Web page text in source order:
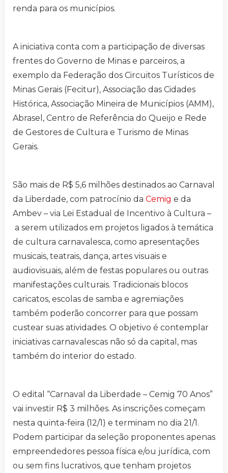
renda para os municípios.
A iniciativa conta com a participação de diversas
frentes do Governo de Minas e parceiros, a
exemplo da Federação dos Circuitos Turísticos de
Minas Gerais (Fecitur), Associação das Cidades
Histórica, Associação Mineira de Municípios (AMM),
Abrasel, Centro de Referência do Queijo e Rede
de Gestores de Cultura e Turismo de Minas
Gerais.
São mais de R$ 5,6 milhões destinados ao Carnaval
da Liberdade, com patrocínio da Cemig e da
Ambev – via Lei Estadual de Incentivo à Cultura –
a serem utilizados em projetos ligados à temática
de cultura carnavalesca, como apresentações
musicais, teatrais, dança, artes visuais e
audiovisuais, além de festas populares ou outras
manifestações culturais. Tradicionais blocos
caricatos, escolas de samba e agremiações
também poderão concorrer para que possam
custear suas atividades. O objetivo é contemplar
iniciativas carnavalescas não só da capital, mas
também do interior do estado.
O edital “Carnaval da Liberdade – Cemig 70 Anos”
vai investir R$ 3 milhões. As inscrições começam
nesta quinta-feira (12/1) e terminam no dia 21/1.
Podem participar da seleção proponentes apenas
empreendedores pessoa física e/ou jurídica, com
ou sem fins lucrativos, que tenham projetos